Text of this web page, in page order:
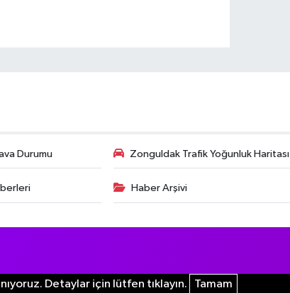
Durumu Zonguldak Trafik Yoğunluk Haritası
Haber Arşivi
Detaylar için lütfen tıklayın. Tamam